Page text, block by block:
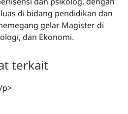
di bidang pendidikan dan
gelar Magister di
dan Ekonomi.
terkait
p>